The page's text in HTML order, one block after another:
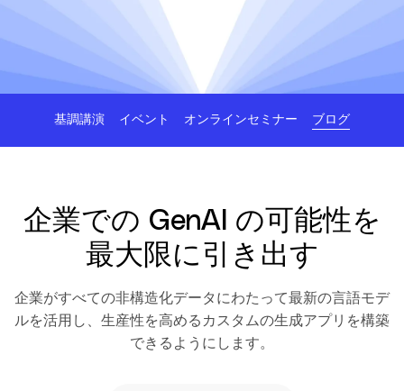
基調講演 イベント オンラインセミナー ブログ
企業での GenAI の可能性を
最大限に引き出す
企業がすべての非構造化データにわたって最新の言語モデ
ルを活用し、生産性を高めるカスタムの生成アプリを構築
できるようにします。